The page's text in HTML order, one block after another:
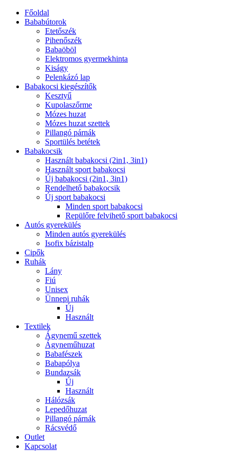
Főoldal
Bababútorok
Etetőszék
Pihenőszék
Babaöböl
Elektromos gyermekhinta
Kiságy
Pelenkázó lap
Babakocsi kiegészítők
Kesztyű
Kupolaszőrme
Mózes huzat
Mózes huzat szettek
Pillangó párnák
Sportülés betétek
Babakocsik
Használt babakocsi (2in1, 3in1)
Használt sport babakocsi
Új babakocsi (2in1, 3in1)
Rendelhető babakocsik
Új sport babakocsi
Minden sport babakocsi
Repülőre felvihető sport babakocsi
Autós gyerekülés
Minden autós gyerekülés
Isofix bázistalp
Cipők
Ruhák
Lány
Fiú
Unisex
Ünnepi ruhák
Új
Használt
Textilek
Ágynemű szettek
Ágyneműhuzat
Babafészek
Babapólya
Bundazsák
Új
Használt
Hálózsák
Lepedőhuzat
Pillangó párnák
Rácsvédő
Outlet
Kapcsolat